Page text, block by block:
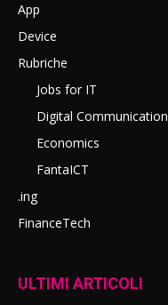
App
Device
Rubriche
Jobs for IT
Digital Communication
Economics
FantaICT
.ing
FinanceTech
ULTIMI ARTICOLI